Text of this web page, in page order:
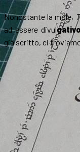
Nonostante la mole,
ad essere divul
già scritto, ci